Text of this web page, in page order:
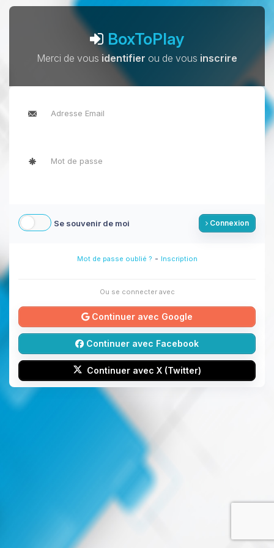
BoxToPlay
Merci de vous identifier ou de vous inscrire
Se souvenir de moi Connexion
Mot de passe oublié ? - Inscription
Ou se connecter avec
Continuer avec Google
Continuer avec Facebook
Continuer avec X (Twitter)